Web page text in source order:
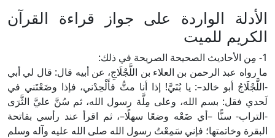
الواردة على جواز قراءة القرآن
للميت
رواه عبد الرحمن بن العلاء بن اللَّجْلَاجِ، عن أبيه قال: قال لي أبي
أبو خالد–: يا بُنَيَّ! إذا أنا متُّ فأَلْحِدْني، فإذا وضَعْتَني في
فقل: بسم الله، وعلى مِلَّة رسول الله، ثم سُنَّ عليَّ الثَّرَى
سنًّا –أي ضَعْه وضعًا سهلًا–، ثم اقرأ عند رأسي بفاتحة
وخاتمتها؛ فإني سَمِعْتُ رسول الله صلى الله عليه وآله وسلم